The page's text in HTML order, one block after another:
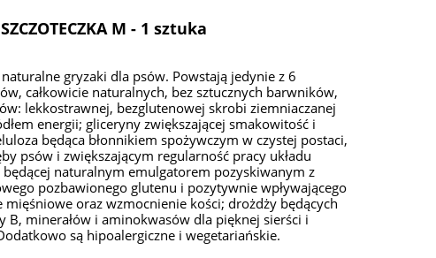
M - 1 sztuka
naturalne gryzaki dla psów. Powstają jedynie z 6
całkowicie naturalnych, bez sztucznych barwników,
lekkostrawnej, bezglutenowej skrobi ziemniaczanej
energii; gliceryny zwiększającej smakowitość i
będąca błonnikiem spożywczym w czystej postaci,
psów i zwiększającym regularność pracy układu
naturalnym emulgatorem pozyskiwanym z
pozbawionego glutenu i pozytywnie wpływającego
oraz wzmocnienie kości; drożdży będących
B, minerałów i aminokwasów dla pięknej sierści i
są hipoalergiczne i wegetariańskie.